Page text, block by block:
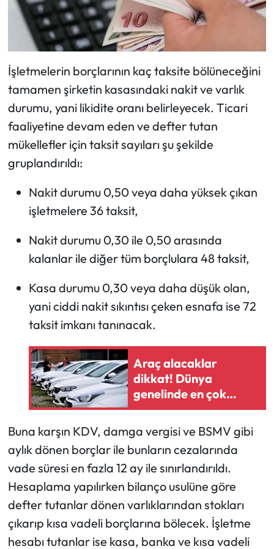
İşletmelerin borçlarının kaç taksite bölüneceğini
tamamen şirketin kasasındaki nakit ve varlık
durumu, yani likidite oranı belirleyecek. Ticari
faaliyetine devam eden ve defter tutan
mükellefler için taksit sayıları şu şekilde
gruplandırıldı:
Nakit durumu 0,50 veya daha yüksek çıkan
işletmelere 36 taksit,
Nakit durumu 0,30 ile 0,50 arasında
kalanlar ile diğer tüm borçlulara 48 taksit,
Kasa durumu 0,30 veya daha düşük olan,
yani ciddi nakit sıkıntısı çeken esnafa ise 72
taksit imkanı tanınacak.
Araç alacaklar
dikkat! Dünya
genelinde en çok
satılan otomobil
markası açıklandı!
Buna karşın KDV, damga vergisi ve BSMV gibi
aylık dönen borçlar ile bunların cezalarında
vade süresi en fazla 12 ay ile sınırlandırıldı.
Hesaplama yapılırken bilanço usulüne göre
defter tutanlar dönen varlıklarından stokları
çıkarıp kısa vadeli borçlarına bölecek. İşletme
hesabı tutanlar ise kasa, banka ve kısa vadeli